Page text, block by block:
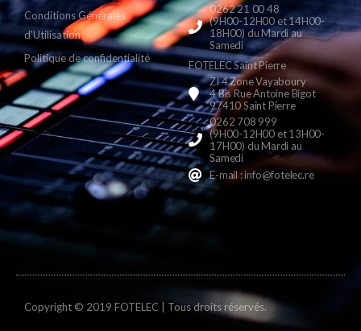
Conditions Générales
d'Utilisation
Politique de confidentialité
0262 21 00 48
(9H00-12H00 et 14H00-
18H00) du Mardi au
Samedi
FOTELEC Saint Pierre
ZI 4 Zone Vayaboury
4 Bis Rue Antoine Bigot
97410 Saint Pierre
0262 708 999
(9H00-12H00 et 13H00-
17H00) du Mardi au
Samedi
E-mail : info@fotelec.re
Copyright © 2019 FOTELEC | Tous droits réservés.